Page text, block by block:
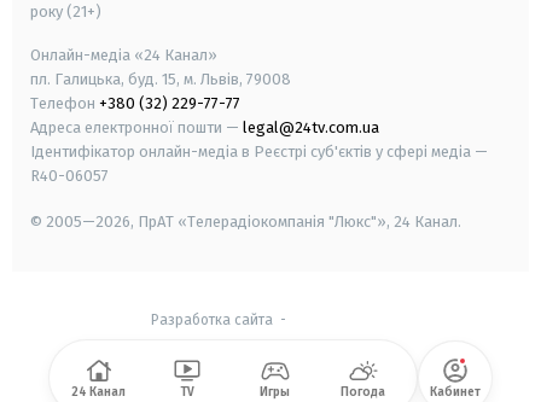
року (21+)
Онлайн-медіа «24 Канал»
пл. Галицька, буд. 15, м. Львів, 79008
Телефон +380 (32) 229-77-77
Адреса електронної пошти — legal@24tv.com.ua
Ідентифікатор онлайн-медіа в Реєстрі суб'єктів у сфері медіа —
R40-06057
© 2005—2026, ПрАТ «Телерадіокомпанія "Люкс"», 24 Канал.
Разработка сайта -
24 Канал TV Игры Погода Кабинет